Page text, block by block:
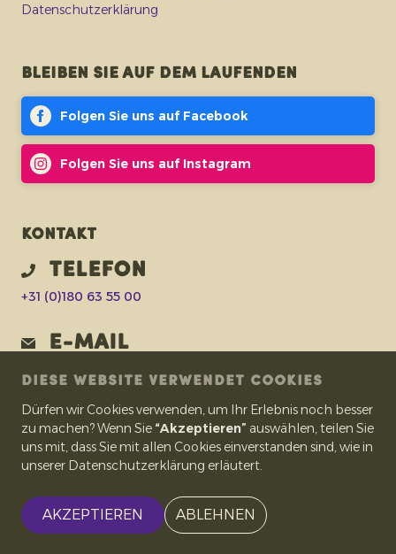
DIESE WEBSITE VERWENDET COOKIES
Dürfen wir Cookies verwenden, um Ihr Erlebnis noch besser
zu machen? Wenn Sie “Akzeptieren” auswählen, teilen Sie
uns mit, dass Sie mit allen Cookies einverstanden sind, wie in
unserer Datenschutzerklärung erläutert.
AKZEPTIEREN ABLEHNEN
Datenschutzerklärung
Bleiben Sie auf dem Laufenden
Folgen Sie uns auf Facebook
Folgen Sie uns auf Instagram
Kontakt
Telefon
+31 (0)180 63 55 00
E-Mail
Adresse
IJsermanweg 15
2742 KH Waddinxveen
Copyright © Nature & More | Webdesign:
Pencilpoint - kreativ in Form &